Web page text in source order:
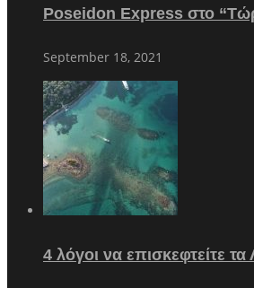
Poseidon Express στο
September 18, 2021
4 λόγοι να επισκεφτείτε τα